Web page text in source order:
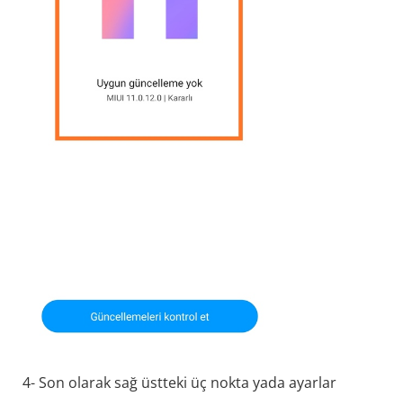
4- Son olarak sağ üstteki üç nokta yada ayarlar